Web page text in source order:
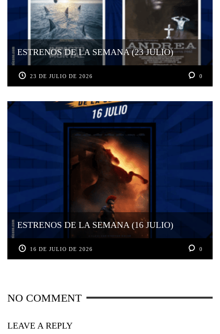
ESTRENOS DE LA SEMANA (23 JULIO)
23 DE JULIO DE 2026 0
ESTRENOS DE LA SEMANA (16 JULIO)
16 DE JULIO DE 2026 0
NO COMMENT
LEAVE A REPLY